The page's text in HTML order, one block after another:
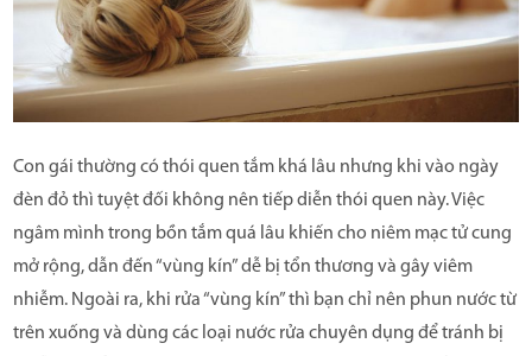
Con gái thường có thói quen tắm khá lâu nhưng khi vào ngày
đèn đỏ thì tuyệt đối không nên tiếp diễn thói quen này. Việc
ngâm mình trong bồn tắm quá lâu khiến cho niêm mạc tử cung
mở rộng, dẫn đến “vùng kín” dễ bị tổn thương và gây viêm
nhiễm. Ngoài ra, khi rửa “vùng kín” thì bạn chỉ nên phun nước từ
trên xuống và dùng các loại nước rửa chuyên dụng để tránh bị